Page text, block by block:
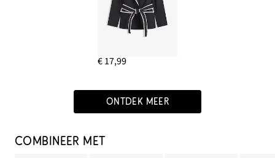
€ 17,99
ONTDEK MEER
COMBINEER MET